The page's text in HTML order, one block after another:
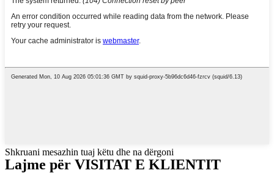
Shkruani mesazhin tuaj këtu dhe na dërgoni
Lajme për VISITAT E KLIENTIT